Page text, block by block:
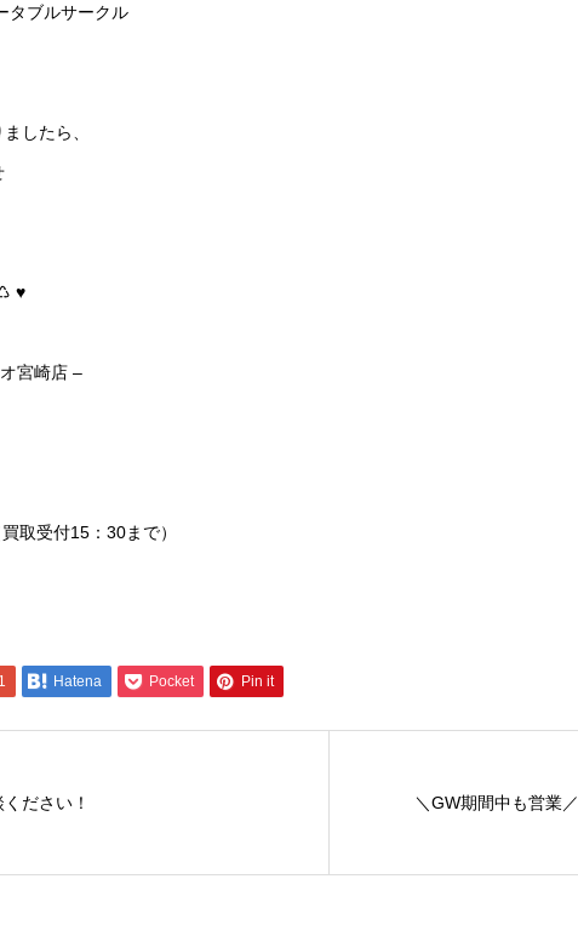
タブルサークル
したら、
♥︎
宮崎店 –
取受付15：30まで）
Hatena Pocket Pin it
ださい！ ＼GW期間中も営業／